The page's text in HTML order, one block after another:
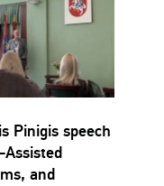
Pinigis speech
and